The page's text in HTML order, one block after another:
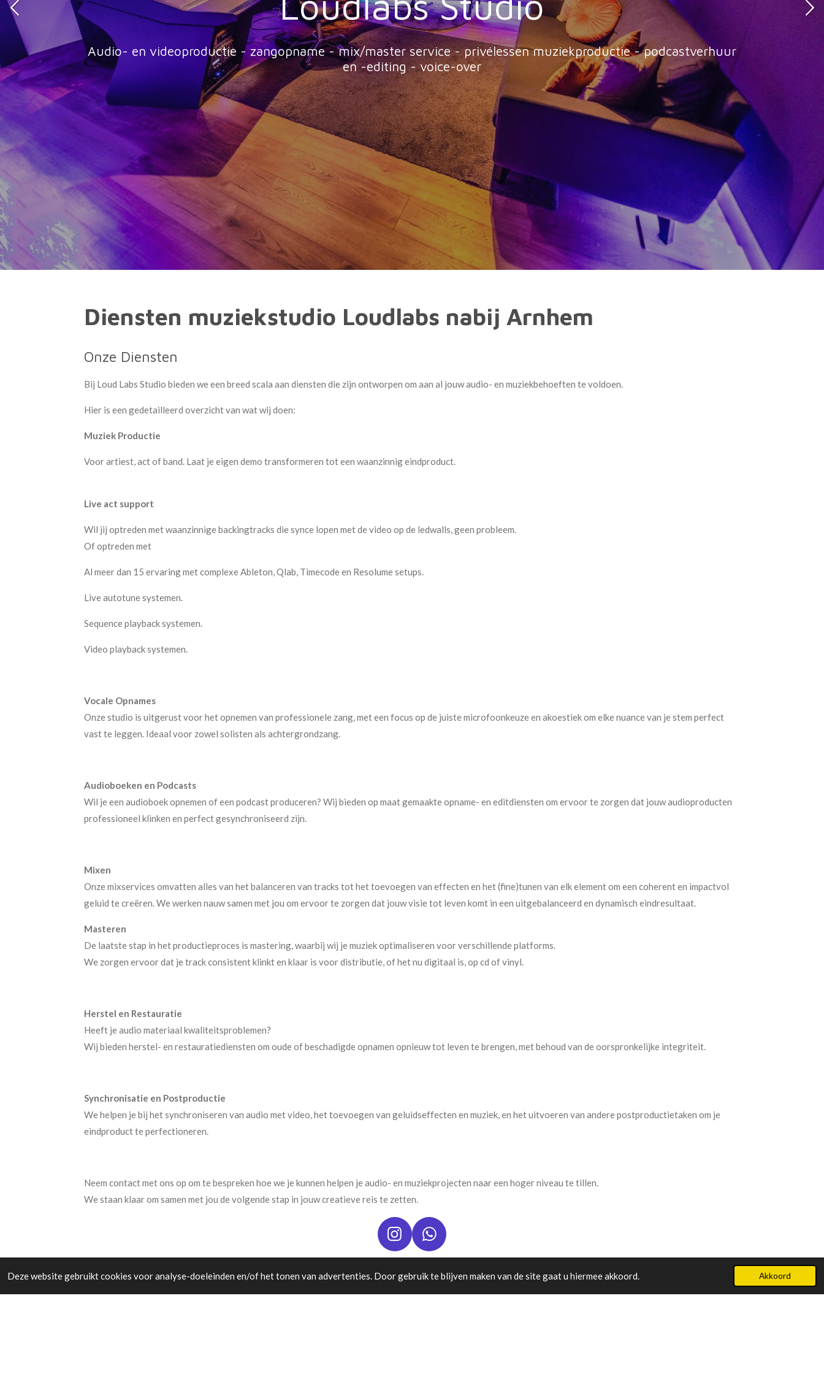
Deze website gebruikt cookies voor analyse-doeleinden en/of het tonen van advertenties. Door gebruik te blijven maken van de site gaat u hiermee akkoord. Akkoord
Audio- en videoproductie - zangopname - mix/master service - privélessen muziekproductie - podcastverhuur
en -editing - voice-over
Diensten muziekstudio Loudlabs nabij Arnhem
Onze Diensten
Bij Loud Labs Studio bieden we een breed scala aan diensten die zijn ontworpen om aan al jouw audio- en muziekbehoeften te voldoen.
Hier is een gedetailleerd overzicht van wat wij doen:
Muziek Productie
Voor artiest, act of band. Laat je eigen demo transformeren tot een waanzinnig eindproduct.
Live act support
Wil jij optreden met waanzinnige backingtracks die synce lopen met de video op de ledwalls, geen probleem.
Of optreden met
Al meer dan 15 ervaring met complexe Ableton, Qlab, Timecode en Resolume setups.
Live autotune systemen.
Sequence playback systemen.
Video playback systemen.
Vocale Opnames
Onze studio is uitgerust voor het opnemen van professionele zang, met een focus op de juiste microfoonkeuze en akoestiek om elke nuance van je stem perfect
vast te leggen. Ideaal voor zowel solisten als achtergrondzang.
Audioboeken en Podcasts
Wil je een audioboek opnemen of een podcast produceren? Wij bieden op maat gemaakte opname- en editdiensten om ervoor te zorgen dat jouw audioproducten
professioneel klinken en perfect gesynchroniseerd zijn.
Mixen
Onze mixservices omvatten alles van het balanceren van tracks tot het toevoegen van effecten en het (fine)tunen van elk element om een coherent en impactvol
geluid te creëren. We werken nauw samen met jou om ervoor te zorgen dat jouw visie tot leven komt in een uitgebalanceerd en dynamisch eindresultaat.
Masteren
De laatste stap in het productieproces is mastering, waarbij wij je muziek optimaliseren voor verschillende platforms.
We zorgen ervoor dat je track consistent klinkt en klaar is voor distributie, of het nu digitaal is, op cd of vinyl.
Herstel en Restauratie
Heeft je audio materiaal kwaliteitsproblemen?
Wij bieden herstel- en restauratiediensten om oude of beschadigde opnamen opnieuw tot leven te brengen, met behoud van de oorspronkelijke integriteit.
Synchronisatie en Postproductie
We helpen je bij het synchroniseren van audio met video, het toevoegen van geluidseffecten en muziek, en het uitvoeren van andere postproductietaken om je
eindproduct te perfectioneren.
Neem contact met ons op om te bespreken hoe we je kunnen helpen je audio- en muziekprojecten naar een hoger niveau te tillen.
We staan klaar om samen met jou de volgende stap in jouw creatieve reis te zetten.
I
n
s
t
W
h
a
t